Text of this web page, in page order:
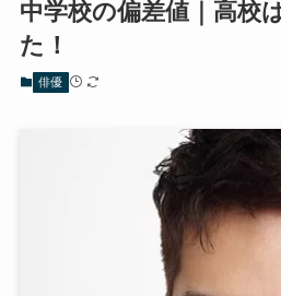
中学校の偏差値｜高校
た！
俳優